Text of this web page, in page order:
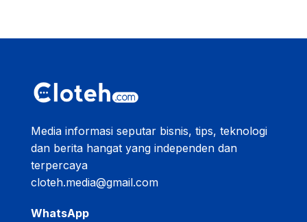
Media informasi seputar bisnis, tips, teknologi
dan berita hangat yang independen dan
terpercaya
cloteh.media@gmail.com
WhatsApp